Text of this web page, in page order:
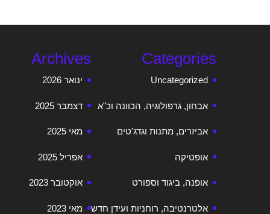
Archives
ינואר 2026
דצמבר 2025
מאי 2025
אפריל 2025
אוקטובר 2023
מאי 2023
Categories
Uncategorized
אבחון, גרפולוגיה, הכוונה וכ"א
אביזרים, מתנות וגדג'טים
אופטיקה
אופנה, ביגוד וספורט
אלטרנטיבה, רוחניות ועידן חדש